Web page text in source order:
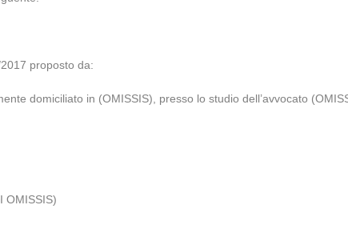
proposto da:
domiciliato in (OMISSIS), presso lo studio dell’avvocato
OMISSIS)